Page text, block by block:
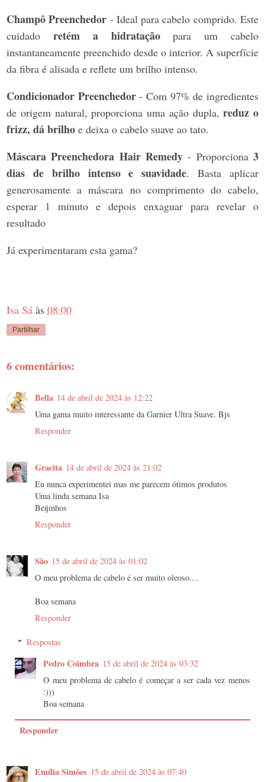
Champô Preenchedor - Ideal para cabelo comprido. Este
cuidado retém a hidrataçãopara um cabelo
instantaneamente preenchido desde o interior. A superfície
da fibra é alisada e reflete um brilho intenso.
Condicionador Preenchedor- Com 97% de ingredientes
de origem natural, proporciona uma ação dupla,reduz o
frizz, dá brilho e deixa o cabelo suave ao tato.
Máscara Preenchedora Hair Remedy- Proporciona3
dias de brilho intenso e suavidade. Basta aplicar
generosamente a máscara no comprimento do cabelo,
esperar 1 minuto e depois enxaguar para revelar o
resultado
Já experimentaram esta gama?
Isa Sá às 08:00
Partilhar
6 comentários:
Bella 14 de abril de 2024 às 12:22
Uma gama muito interessante da Garnier Ultra Suave. Bjs
Responder
Gracita 14 de abril de 2024 às 21:02
Eu nunca experimentei mas me parecem ótimos produtos
Uma linda semana Isa
Beijinhos
Responder
São 15 de abril de 2024 às 01:02
O meu problema de cabelo é ser muito oleoso....
Boa semana
Responder
Respostas
Pedro Coimbra 15 de abril de 2024 às 03:32
O meu problema de cabelo é começar a ser cada vez menos
:)))
Boa semana
Responder
Emília Simões 15 de abril de 2024 às 07:40